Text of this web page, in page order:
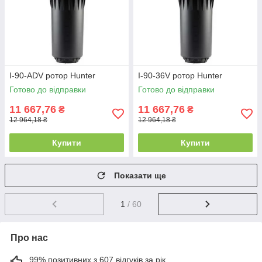
I-90-ADV ротор Hunter
Готово до відправки
11 667,76 ₴
12 964,18 ₴
Купити
I-90-36V ротор Hunter
Готово до відправки
11 667,76 ₴
12 964,18 ₴
Купити
Показати ще
1 / 60
Про нас
99% позитивних з 607 відгуків за рік